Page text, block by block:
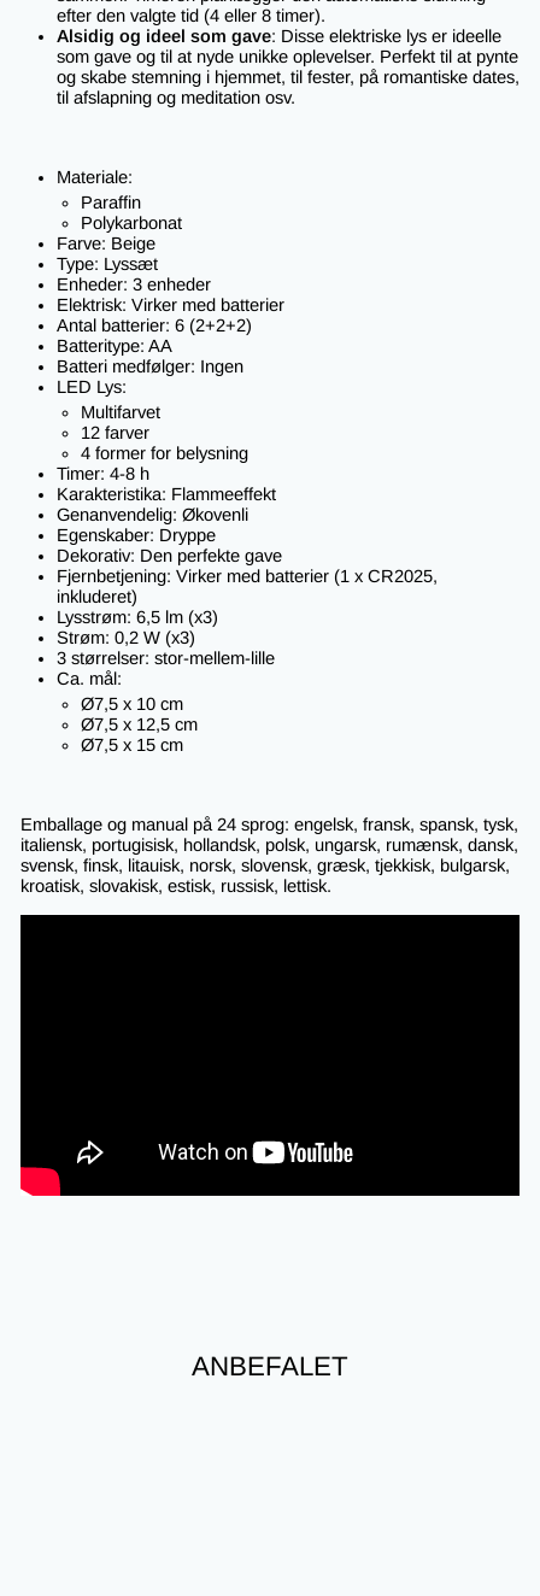
efter den valgte tid (4 eller 8 timer).
Alsidig og ideel som gave: Disse elektriske lys er ideelle
som gave og til at nyde unikke oplevelser. Perfekt til at pynte
og skabe stemning i hjemmet, til fester, på romantiske dates,
til afslapning og meditation osv.
Materiale:
Paraffin
Polykarbonat
Farve: Beige
Type: Lyssæt
Enheder: 3 enheder
Elektrisk: Virker med batterier
Antal batterier: 6 (2+2+2)
Batteritype: AA
Batteri medfølger: Ingen
LED Lys:
Multifarvet
12 farver
4 former for belysning
Timer: 4-8 h
Karakteristika: Flammeeffekt
Genanvendelig: Økovenli
Egenskaber: Dryppe
Dekorativ: Den perfekte gave
Fjernbetjening: Virker med batterier (1 x CR2025,
inkluderet)
Lysstrøm: 6,5 lm (x3)
Strøm: 0,2 W (x3)
3 størrelser: stor-mellem-lille
Ca. mål:
Ø7,5 x 10 cm
Ø7,5 x 12,5 cm
Ø7,5 x 15 cm
Emballage og manual på 24 sprog: engelsk, fransk, spansk, tysk,
italiensk, portugisisk, hollandsk, polsk, ungarsk, rumænsk, dansk,
svensk, finsk, litauisk, norsk, slovensk, græsk, tjekkisk, bulgarsk,
kroatisk, slovakisk, estisk, russisk, lettisk.
ANBEFALET